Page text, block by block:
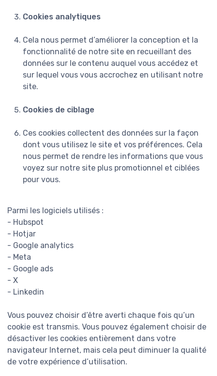
Cookies analytiques
Cela nous permet d’améliorer la conception et la
fonctionnalité de notre site en recueillant des
données sur le contenu auquel vous accédez et
sur lequel vous vous accrochez en utilisant notre
site.
Cookies de ciblage
Ces cookies collectent des données sur la façon
dont vous utilisez le site et vos préférences. Cela
nous permet de rendre les informations que vous
voyez sur notre site plus promotionnel et ciblées
pour vous.
Parmi les logiciels utilisés :
- Hubspot
- Hotjar
- Google analytics
- Meta
- Google ads
- X
- Linkedin
Vous pouvez choisir d’être averti chaque fois qu’un
cookie est transmis. Vous pouvez également choisir de
désactiver les cookies entièrement dans votre
navigateur Internet, mais cela peut diminuer la qualité
de votre expérience d’utilisation.